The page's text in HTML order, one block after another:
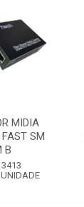
MIDIA
SM
B